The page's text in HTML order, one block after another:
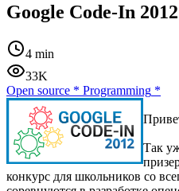
Google Code-In
4 min
33K
Open source * Programming *
Так
конкурс для школьников со